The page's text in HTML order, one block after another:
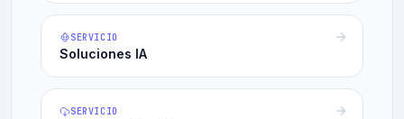
SERVICIO
Soluciones IA
SERVICIO